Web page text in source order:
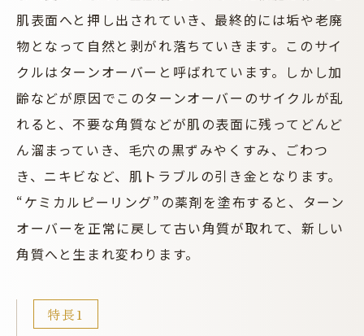
肌表面へと押し出されていき、最終的には垢や老廃
物となって自然と剥がれ落ちていきます。このサイ
クルはターンオーバーと呼ばれています。しかし加
齢などが原因でこのターンオーバーのサイクルが乱
れると、不要な角質などが肌の表面に残ってどんど
ん溜まっていき、毛穴の黒ずみやくすみ、ごわつ
き、ニキビなど、肌トラブルの引き金となります。
“ケミカルピーリング”の薬剤を塗布すると、ターン
オーバーを正常に戻して古い角質が取れて、新しい
角質へと生まれ変わります。